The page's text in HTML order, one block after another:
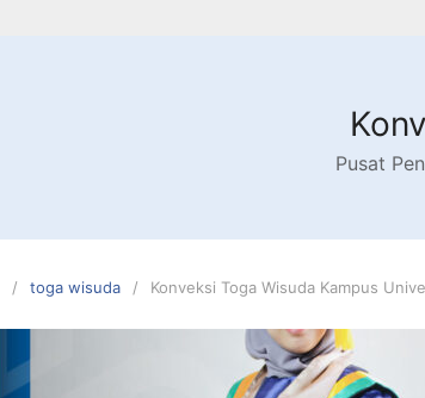
Pusat
toga wisuda Konveksi Toga Wisuda Kampus